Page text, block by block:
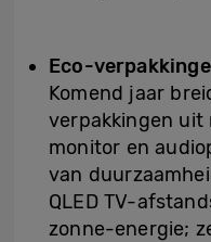
Eco-
Komend jaar
verpakkingen uit
monitor en
van
QLED TV-
zonne-energie;